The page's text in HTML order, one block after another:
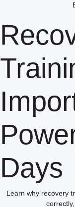
Days
Learn why recovery